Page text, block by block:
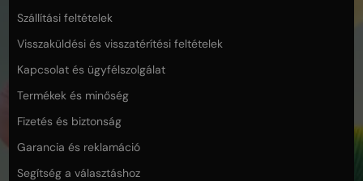
Szállítási feltételek
Visszaküldési és visszatérítési feltételek
Kapcsolat és ügyfélszolgálat
Termékek és minőség
Fizetés és biztonság
Garancia és reklamáció
Segítség a választáshoz